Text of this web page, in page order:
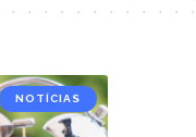
NOTÍCIAS